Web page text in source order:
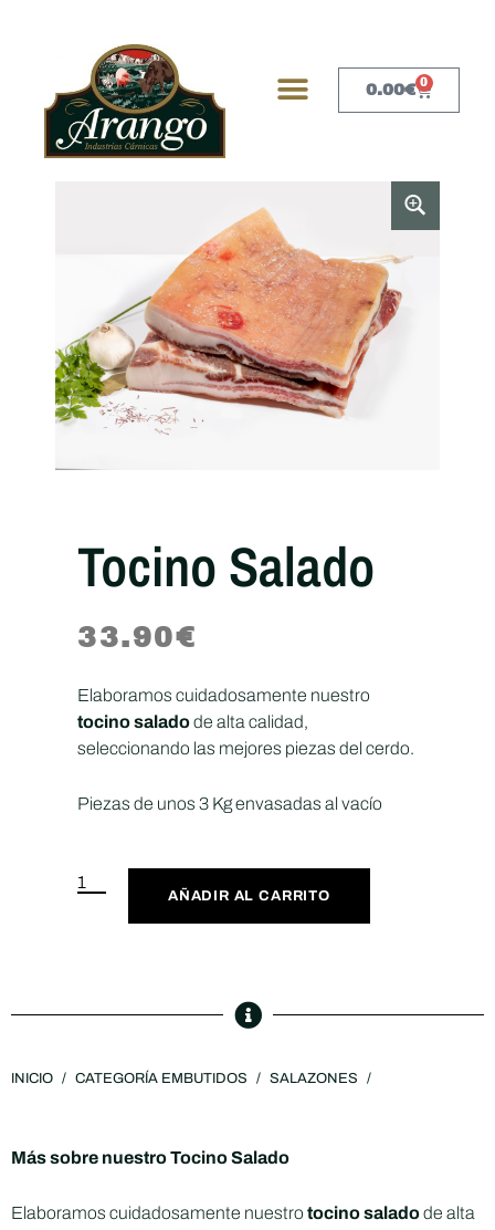
0.00€ 0
Tocino Salado
33.90€
Elaboramos cuidadosamente nuestro
tocino saladode alta calidad,
seleccionando las mejores piezas del cerdo.
Piezas de unos 3 Kg envasadas al vacío
AÑADIR AL CARRITO
INICIO / CATEGORÍA EMBUTIDOS / SALAZONES /
Más sobre nuestro Tocino Salado
Elaboramos cuidadosamente nuestro tocino saladode alta